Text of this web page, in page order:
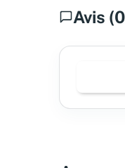
Avis